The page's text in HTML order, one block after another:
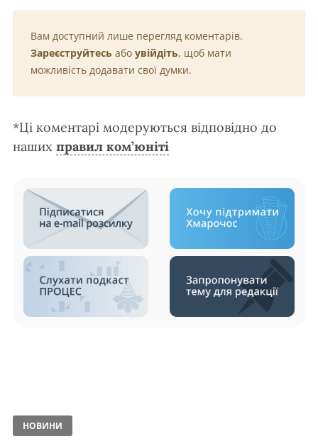
Вам доступний лише перегляд коментарів.
Зареєструйтесь або увійдіть, щоб мати
можливість додавати свої думки.
*Ці коментарі модеруються відповідно до
наших правил ком’юніті
НОВИНИ